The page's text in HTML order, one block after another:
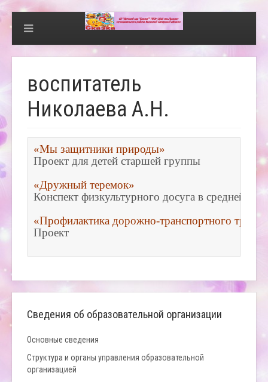
воспитатель
Николаева А.Н.
«Мы защитники природы»
Проект для детей старшей группы
«Дружный теремок»
Конспект физкультурного досуга в средней
«Профилактика дорожно-транспортного
Сведения об образовательной организации
Основные сведения
Структура и органы управления образовательной
организацией